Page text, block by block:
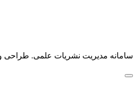
سامانه مدیریت نشریات علمی. طراحی و